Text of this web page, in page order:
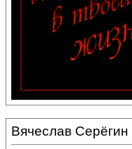
Вячеслав Серёгин